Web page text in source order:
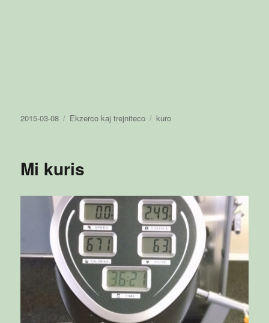
Publikigita
2015-03-08 Kategorioj
Ekzerco kaj trejniteco Etikedoj
kuro
Mi kuris